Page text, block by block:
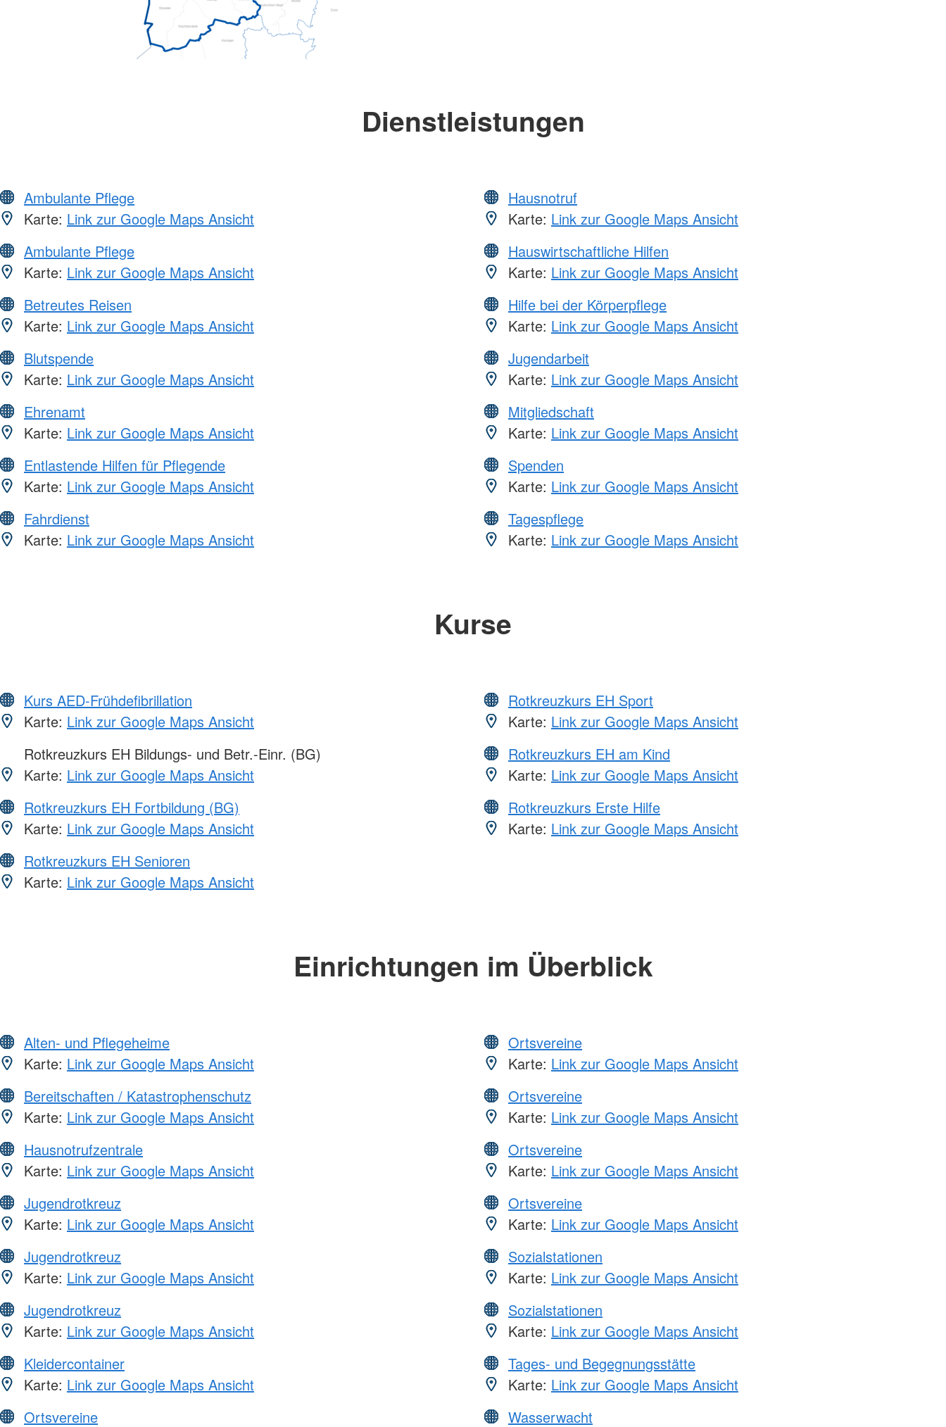
Dienstleistungen
Ambulante Pflege
Karte: Link zur Google Maps Ansicht
Ambulante Pflege
Karte: Link zur Google Maps Ansicht
Betreutes Reisen
Karte: Link zur Google Maps Ansicht
Blutspende
Karte: Link zur Google Maps Ansicht
Ehrenamt
Karte: Link zur Google Maps Ansicht
Entlastende Hilfen für Pflegende
Karte: Link zur Google Maps Ansicht
Fahrdienst
Karte: Link zur Google Maps Ansicht
Hausnotruf
Karte: Link zur Google Maps Ansicht
Hauswirtschaftliche Hilfen
Karte: Link zur Google Maps Ansicht
Hilfe bei der Körperpflege
Karte: Link zur Google Maps Ansicht
Jugendarbeit
Karte: Link zur Google Maps Ansicht
Mitgliedschaft
Karte: Link zur Google Maps Ansicht
Spenden
Karte: Link zur Google Maps Ansicht
Tagespflege
Karte: Link zur Google Maps Ansicht
Kurse
Kurs AED-Frühdefibrillation
Karte: Link zur Google Maps Ansicht
Rotkreuzkurs EH Bildungs- und Betr.-Einr. (BG)
Karte: Link zur Google Maps Ansicht
Rotkreuzkurs EH Fortbildung (BG)
Karte: Link zur Google Maps Ansicht
Rotkreuzkurs EH Senioren
Karte: Link zur Google Maps Ansicht
Rotkreuzkurs EH Sport
Karte: Link zur Google Maps Ansicht
Rotkreuzkurs EH am Kind
Karte: Link zur Google Maps Ansicht
Rotkreuzkurs Erste Hilfe
Karte: Link zur Google Maps Ansicht
Einrichtungen im Überblick
Alten- und Pflegeheime
Karte: Link zur Google Maps Ansicht
Bereitschaften / Katastrophenschutz
Karte: Link zur Google Maps Ansicht
Hausnotrufzentrale
Karte: Link zur Google Maps Ansicht
Jugendrotkreuz
Karte: Link zur Google Maps Ansicht
Jugendrotkreuz
Karte: Link zur Google Maps Ansicht
Jugendrotkreuz
Karte: Link zur Google Maps Ansicht
Kleidercontainer
Karte: Link zur Google Maps Ansicht
Ortsvereine
Ortsvereine
Karte: Link zur Google Maps Ansicht
Ortsvereine
Karte: Link zur Google Maps Ansicht
Ortsvereine
Karte: Link zur Google Maps Ansicht
Ortsvereine
Karte: Link zur Google Maps Ansicht
Sozialstationen
Karte: Link zur Google Maps Ansicht
Sozialstationen
Karte: Link zur Google Maps Ansicht
Tages- und Begegnungsstätte
Karte: Link zur Google Maps Ansicht
Wasserwacht